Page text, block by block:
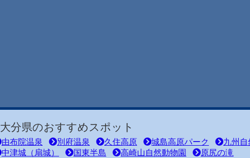
大分県のおすすめスポット
由布院温泉 別府温泉 久住高原 城島高原パーク 九州自
中津城（扇城）
国東半島 高崎山自然動物園 原尻の滝